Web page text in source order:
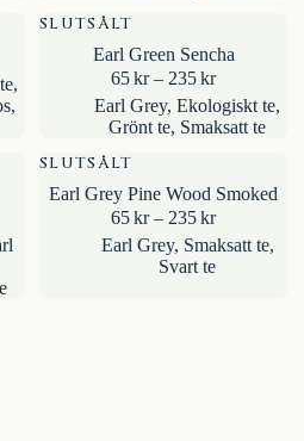
,
,
SLUTSÅLT
Earl Green Sencha
65kr – 235kr
65kr
till
Earl Grey, Ekologiskt te,
Grönt te, Smaksatt te
SLUTSÅLT
Earl Grey Pine Wood Smoked
65kr – 235kr
65kr
Earl Grey, Smaksatt te,
Svart te